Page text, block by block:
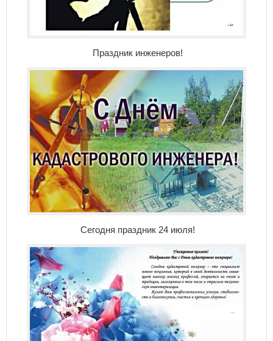
Праздник инженеров!
Сегодня праздник 24 июля!